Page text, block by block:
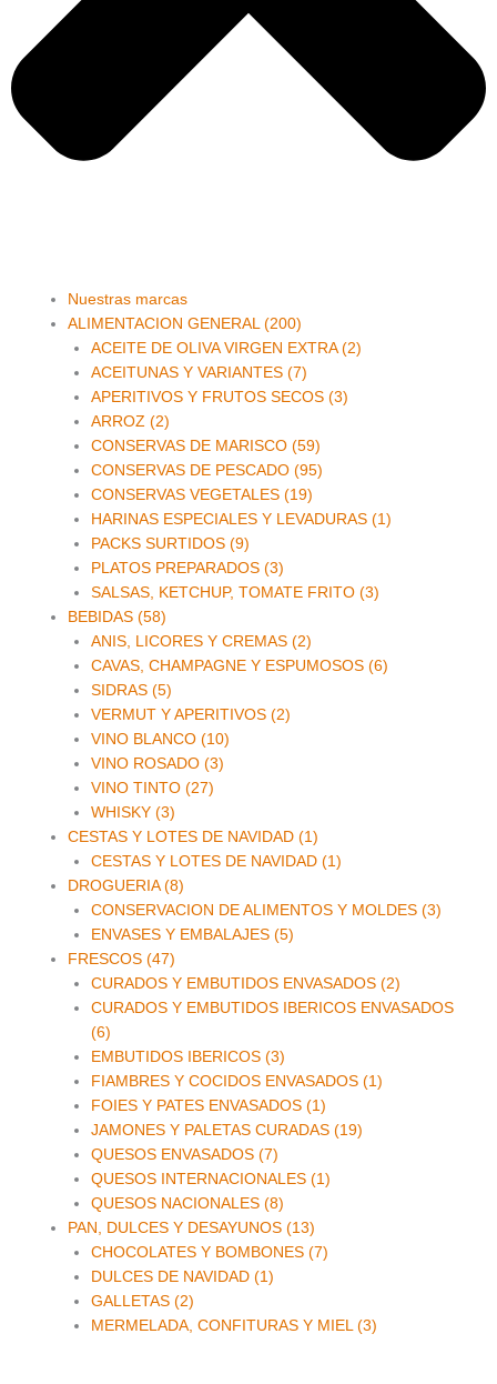
Main
Menu
Nuestras marcas
ALIMENTACION GENERAL (200)
ACEITE DE OLIVA VIRGEN EXTRA (2)
ACEITUNAS Y VARIANTES (7)
APERITIVOS Y FRUTOS SECOS (3)
ARROZ (2)
CONSERVAS DE MARISCO (59)
CONSERVAS DE PESCADO (95)
CONSERVAS VEGETALES (19)
HARINAS ESPECIALES Y LEVADURAS (1)
PACKS SURTIDOS (9)
PLATOS PREPARADOS (3)
SALSAS, KETCHUP, TOMATE FRITO (3)
BEBIDAS (58)
ANIS, LICORES Y CREMAS (2)
CAVAS, CHAMPAGNE Y ESPUMOSOS (6)
SIDRAS (5)
VERMUT Y APERITIVOS (2)
VINO BLANCO (10)
VINO ROSADO (3)
VINO TINTO (27)
WHISKY (3)
CESTAS Y LOTES DE NAVIDAD (1)
CESTAS Y LOTES DE NAVIDAD (1)
DROGUERIA (8)
CONSERVACION DE ALIMENTOS Y MOLDES (3)
ENVASES Y EMBALAJES (5)
FRESCOS (47)
CURADOS Y EMBUTIDOS ENVASADOS (2)
CURADOS Y EMBUTIDOS IBERICOS ENVASADOS
(6)
EMBUTIDOS IBERICOS (3)
FIAMBRES Y COCIDOS ENVASADOS (1)
FOIES Y PATES ENVASADOS (1)
JAMONES Y PALETAS CURADAS (19)
QUESOS ENVASADOS (7)
QUESOS INTERNACIONALES (1)
QUESOS NACIONALES (8)
PAN, DULCES Y DESAYUNOS (13)
CHOCOLATES Y BOMBONES (7)
DULCES DE NAVIDAD (1)
GALLETAS (2)
MERMELADA, CONFITURAS Y MIEL (3)